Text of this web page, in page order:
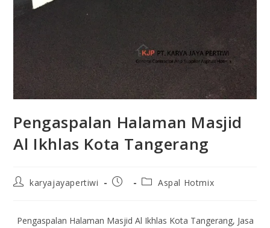
Pengaspalan Halaman Masjid
Al Ikhlas Kota Tangerang
karyajayapertiwi Aspal Hotmix
Pengaspalan Halaman Masjid Al Ikhlas Kota Tangerang, Jasa